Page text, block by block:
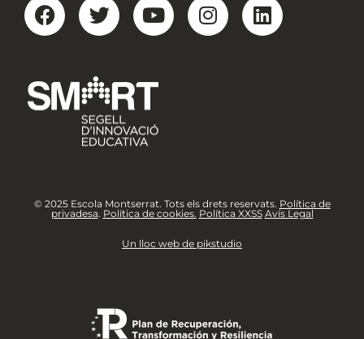
© 2025 Escola Montserrat. Tots els drets reservats. Política de
privadesa. Política de cookies. Política XXSS Avís Legal
Un lloc web de pikstudio